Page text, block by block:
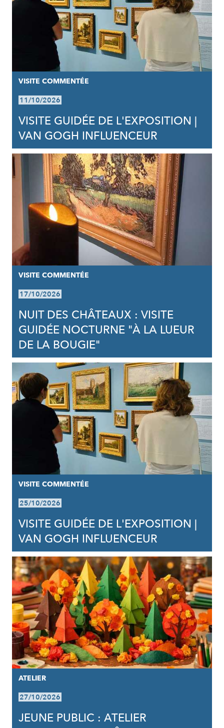
VISITE COMMENTÉE
11/10/2026
VISITE GUIDÉE DE L'EXPOSITION |
VAN GOGH INFLUENCEUR
VISITE COMMENTÉE
17/10/2026
NUIT DES CHÂTEAUX : VISITE
GUIDÉE NOCTURNE "À LA LUEUR
DE LA BOUGIE"
VISITE COMMENTÉE
25/10/2026
VISITE GUIDÉE DE L'EXPOSITION |
VAN GOGH INFLUENCEUR
ATELIER
27/10/2026
JEUNE PUBLIC : ATELIER